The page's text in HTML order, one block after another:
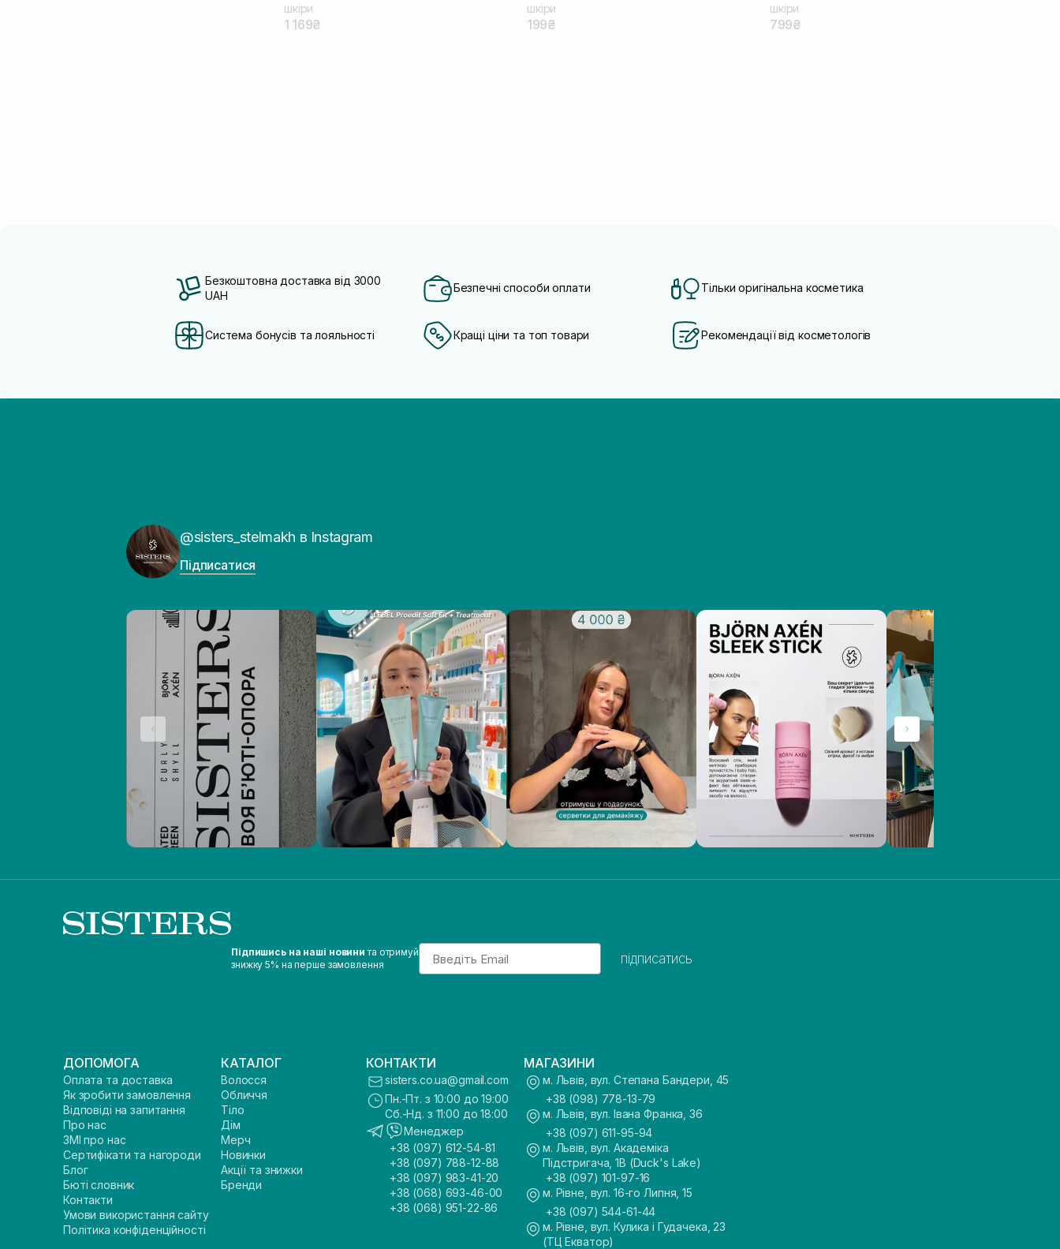
шкіри
1 169₴
шкіри
199₴
шкіри
799₴
Безкоштовна доставка від 3000
UAH
Безпечні способи оплати Тільки оригінальна косметика
Система бонусів та лояльності Кращі ціни та топ товари Рекомендації від косметологів
@sisters_stelmakh в Instagram
Підписатися
Підпишись на наші новини та отримуй
знижку 5% на перше замовлення
Email
підписатись
ДОПОМОГА
Оплата та доставка
Як зробити замовлення
Відповіді на запитання
Про нас
ЗМІ про нас
Сертифікати та нагороди
Блог
Бюті словник
Контакти
Умови використання сайту
Політика конфіденційності
КАТАЛОГ
Волосся
Обличчя
Тіло
Дім
Мерч
Новинки
Акції та знижки
Бренди
КОНТАКТИ
sisters.co.ua@gmail.com
Пн.-Пт. з 10:00 до 19:00
Сб.-Нд. з 11:00 до 18:00
Менеджер
+38 (097) 612-54-81
+38 (097) 788-12-88
+38 (097) 983-41-20
+38 (068) 693-46-00
+38 (068) 951-22-86
МАГАЗИНИ
м. Львів, вул. Степана Бандери, 45
+38 (098) 778-13-79
м. Львів, вул. Івана Франка, 36
+38 (097) 611-95-94
м. Львів, вул. Академіка
Підстригача, 1В (Duck's Lake)
+38 (097) 101-97-16
м. Рівне, вул. 16-го Липня, 15
+38 (097) 544-61-44
м. Рівне, вул. Кулика і Гудачека, 23
(ТЦ Екватор)